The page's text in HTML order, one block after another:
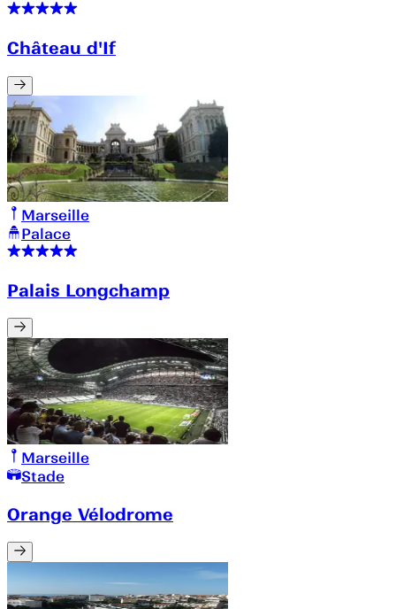
Château d'If
Marseille
Palace
Palais Longchamp
Marseille
Stade
Orange Vélodrome